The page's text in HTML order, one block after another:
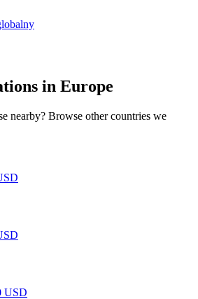
in Europe
nearby? Browse other countries we
USD